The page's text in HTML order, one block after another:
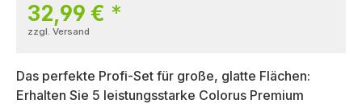
32,99 € *
zzgl. Versand
Das perfekte Profi-Set für große, glatte Flächen:
Erhalten Sie 5 leistungsstarke Colorus Premium